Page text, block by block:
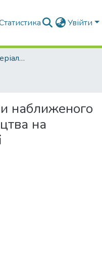
Увійти
Конференції та матеріали конференцій
наближеного
на